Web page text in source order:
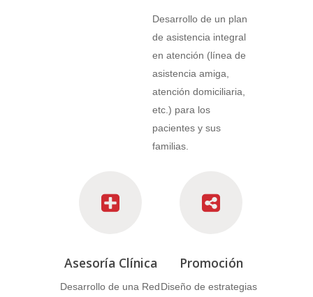
Desarrollo de un plan
de asistencia integral
en atención (línea de
asistencia amiga,
atención domiciliaria,
etc.) para los
pacientes y sus
familias.
Asesoría Clínica
Desarrollo de una Red
Promoción
Diseño de estrategias